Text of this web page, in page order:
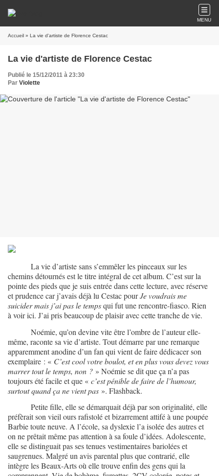
MENU
Accueil » La vie d'artiste de Florence Cestac
La vie d'artiste de Florence Cestac
Publié le 15/12/2011 à 23:30
Par Violette
La vie d’artiste sans s’emmêler les pinceaux sur les
chemins détournés est le titre intégral de cet album. C’est sur la
pointe des pieds que je suis entrée dans cette lecture, avec réserve
et prudence car j’avais déjà lu Cestac pourJe voudrais me
suicider mais j’ai pas le tempsqui fut une rencontre-fiasco. Rien
à voir ici. J’ai pris beaucoup de plaisir avec cette tranche de vie.
Noémie, qu’on devine vite être l’ombre de l’auteur elle-
même, raconte sa vie d’artiste. Tout démarre par une remarque
apparemment anodine d’un fan qui vient de faire dédicacer son
exemplaire : « C’est cool votre boulot, et en plus vous devez vous
marrer tout le temps, non ? » Noémie se dit que ça n’a pas
toujours été facile et que « c’est pénible de faire de l’humour,
surtout quand ça ne vient pas ». Flashback.
Petite fille, elle se démarquait déjà par son originalité, elle
préfèrait son vieil ours rafistolé et bizarrement attifé à une poupée
Barbie toute neuve. A l’école, sa dyslexie l’a isolée des autres et
on ne prêtait même pas attention à sa foule d’idées. Adolescente,
elle se distinguait pas ses tenues vestimentaires bariolées et
saugrenues. Malgré un avis parental plus que contrarié, elle
intègre les Beaux-Arts où elle trouve enfin des gens qui la